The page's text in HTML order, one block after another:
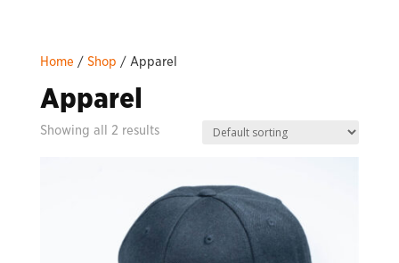
Home / Shop / Apparel
Apparel
Showing all 2 results